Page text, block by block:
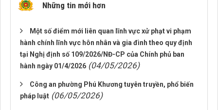
Những tin mới hơn
Một số điểm mới liên quan lĩnh vực xử phạt vi phạm
hành chính lĩnh vực hôn nhân và gia đình theo quy định
tại Nghị định số 109/2026/NĐ-CP của Chính phủ ban
hành ngày 01/4/2026 (04/05/2026)
Công an phường Phú Khương tuyên truyền, phổ biến
pháp luật (06/05/2026)